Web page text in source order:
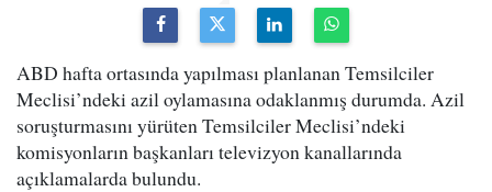
ABD hafta ortasında yapılması planlanan Temsilciler
Meclisi’ndeki azil oylamasına odaklanmış durumda. Azil
soruşturmasını yürüten Temsilciler Meclisi’ndeki
komisyonların başkanları televizyon kanallarında
açıklamalarda bulundu.